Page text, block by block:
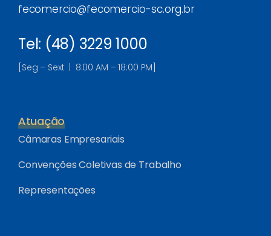
fecomercio@fecomercio-sc.org.br
Tel: (48) 3229 1000
[Seg – Sext | 8:00 AM – 18:00 PM]
Atuação
Câmaras Empresariais
Convenções Coletivas de Trabalho
Representações